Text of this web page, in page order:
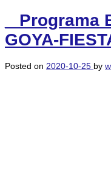
_
GOYA-
Posted on 2020-10-25 by